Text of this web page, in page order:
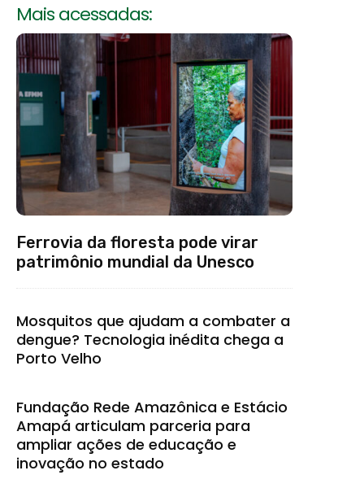
Mais acessadas:
Ferrovia da floresta pode virar
patrimônio mundial da Unesco
Mosquitos que ajudam a combater a
dengue? Tecnologia inédita chega a
Porto Velho
Fundação Rede Amazônica e Estácio
Amapá articulam parceria para
ampliar ações de educação e
inovação no estado